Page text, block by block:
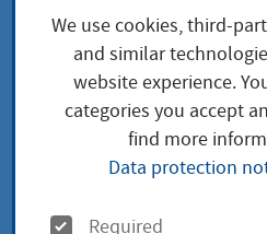
Adresse
We use cookies, third-
and similar
website experience.
categories you accept
find more
Data protection
O
Required